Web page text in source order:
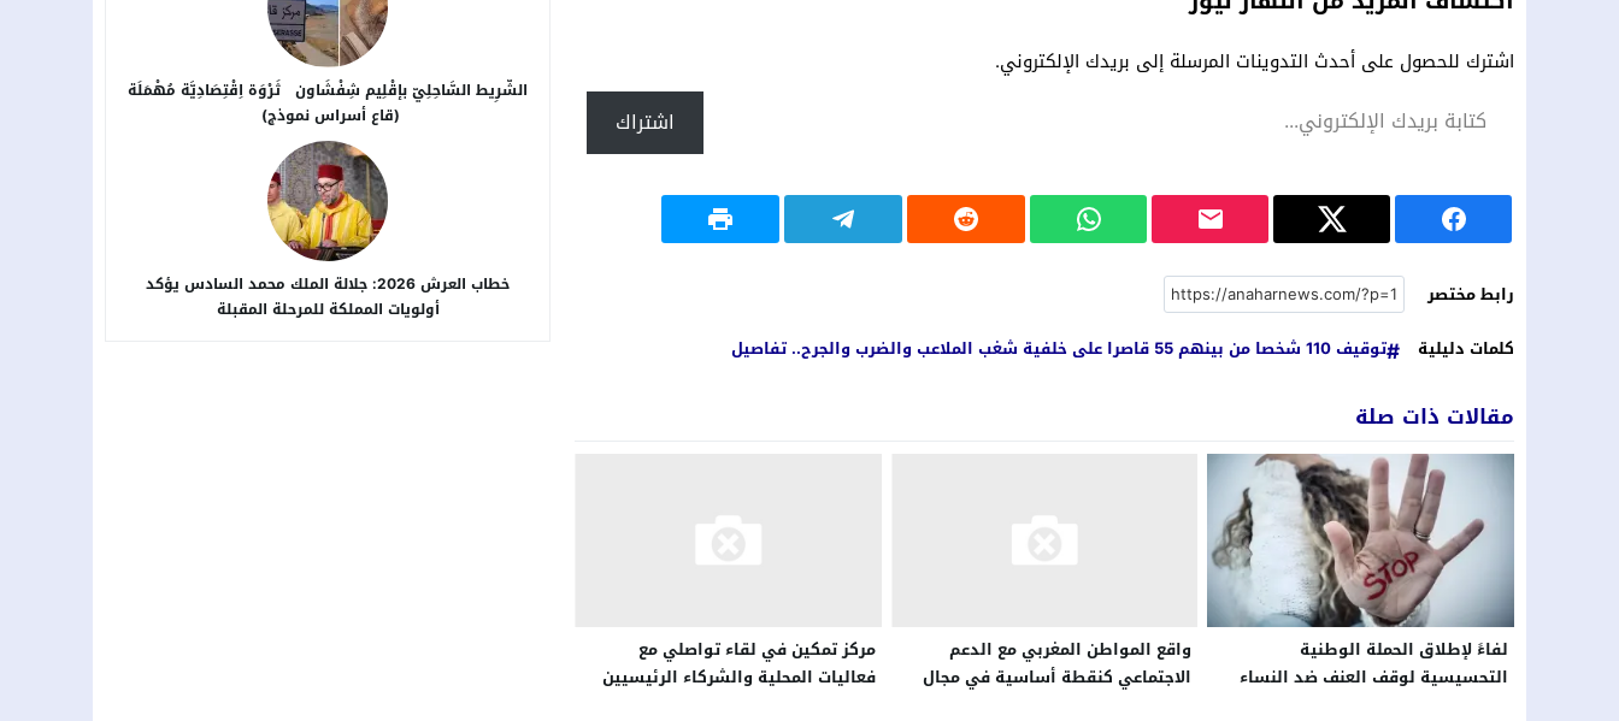
اشترك للحصول على أحدث التدوينات المرسلة إلى بريدك الإلكتروني.
اشتراك
رابط مختصر
كلمات دليلية
توقيف 110 شخصا من بينهم 55 قاصرا على خلفية شغب الملاعب والضرب والجرح.. تفاصيل
مقالات ذات صلة
لفاءً لإطلاق الحملة الوطنية
التحسيسية لوقف العنف ضد النساء
واقع المواطن المغربي مع الدعم
الاجتماعي كنقطة أساسية في مجال
مركز تمكين في لقاء تواصلي مع
فعاليات المحلية والشركاء الرئيسيين
الشَّرِيط السَّاحِلِيّ بإقْلِيم شِفْشَاون ثَرْوَة اِقْتِصَادِيَّة مُهْمَلَة
(قاع أسراس نموذج)
خطاب العرش 2026: جلالة الملك محمد السادس يؤكد
أولويات المملكة للمرحلة المقبلة